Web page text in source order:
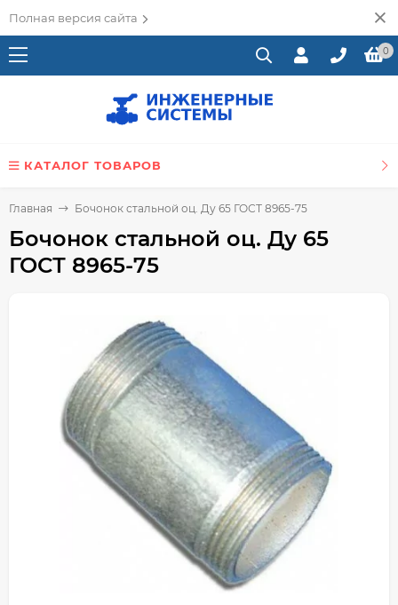
Полная версия сайта
0
КАТАЛОГ ТОВАРОВ
Главная Бочонок стальной оц. Ду 65 ГОСТ 8965-75
Бочонок стальной оц. Ду 65
ГОСТ 8965-75